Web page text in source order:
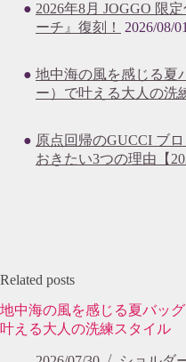
2026年8月 JOGGO 限
ーチ』復刻！
2026/08/01
地中海の風を感じる夏
ー）で叶える大人の洗
原点回帰のGUCCI ブ
おきたい3つの理由【
Related posts
地中海の風を感じる夏バッ
叶える大人の洗練スタイル